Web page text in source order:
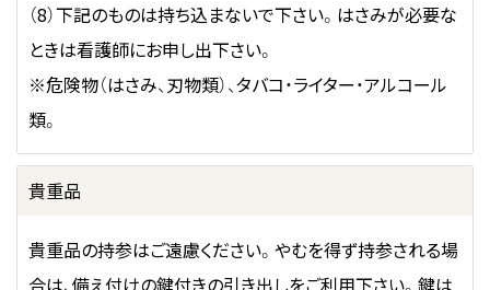
（8）下記のものは持ち込まないで下さい。はさみが必要な
ときは看護師にお申し出下さい。
※危険物（はさみ、刃物類）、タバコ・ライター・アルコール
類。
貴重品
貴重品の持参はご遠慮ください。やむを得ず持参される場
合は、備え付けの鍵付きの引き出しをご利用下さい。鍵は